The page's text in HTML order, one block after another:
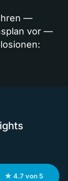
—
vor —
★ 4.7 von 5